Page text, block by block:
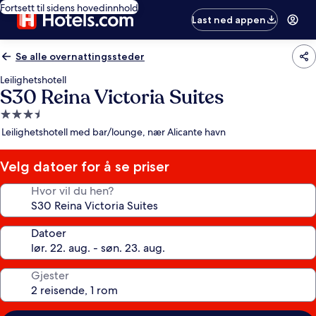
Fortsett til sidens hovedinnhold
Last ned appen
Se alle overnattingssteder
Leilighetshotell
S30 Reina Victoria Suites
Overnattingssted
med
stjerner
Leilighetshotell med bar/lounge, nær Alicante havn
Velg datoer for å se priser
Hvor vil du hen?
Datoer
Gjester